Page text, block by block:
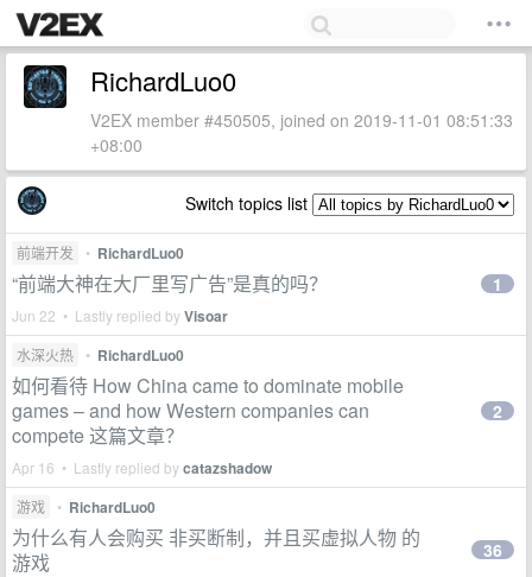
RichardLuo0
V2EX member #450505, joined on 2019-11-01 08:51:33
+08:00
Switch topics list
前端开发 • RichardLuo0
“前端大神在大厂里写广告”是真的吗？
Jun 22 • Lastly replied byVisoar
1
水深火热 • RichardLuo0
如何看待 How China came to dominate mobile
games – and how Western companies can
compete 这篇文章？
Apr 16 • Lastly replied bycatazshadow
2
游戏 • RichardLuo0
为什么有人会购买 非买断制，并且买虚拟人物 的
游戏
36